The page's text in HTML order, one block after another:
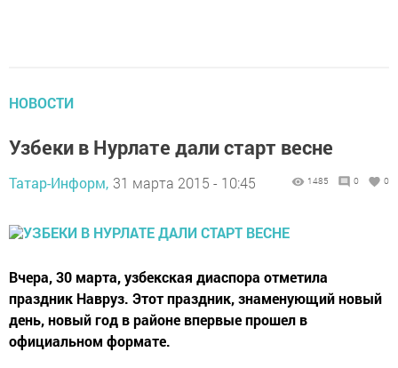
НОВОСТИ
Узбеки в Нурлате дали старт весне
Татар-Информ, 31 марта 2015 - 10:45 1485 0 0
Вчера, 30 марта, узбекская диаспора отметила
праздник Навруз. Этот праздник, знаменующий новый
день, новый год в районе впервые прошел в
официальном формате.